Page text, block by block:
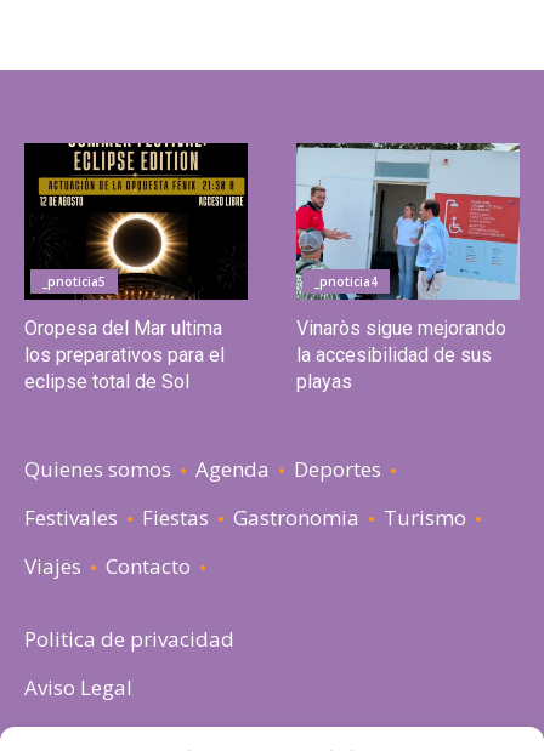
_pnoticia5
Oropesa del Mar ultima
los preparativos para el
eclipse total de Sol
_pnoticia4
Vinaròs sigue mejorando
la accesibilidad de sus
playas
Quienes somos Agenda
Deportes
Festivales
Fiestas Gastronomia
Turismo
Viajes
Contacto
Politica de privacidad
Aviso Legal
Política de cookies